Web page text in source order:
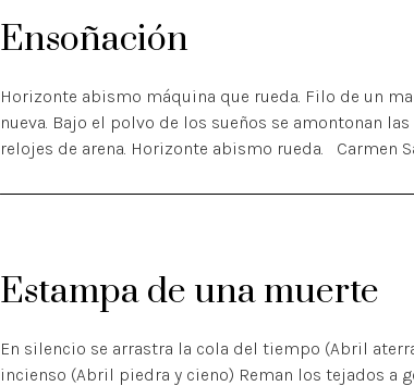
Ensoñación
Horizonte abismo máquina que rueda. Filo de un
nueva. Bajo el polvo de los sueños se amontonan
relojes de arena. Horizonte abismo rueda. Carmen
Estampa de una muerte
En silencio se arrastra la cola del tiempo (Abril
incienso (Abril piedra y cieno) Reman los tejados a